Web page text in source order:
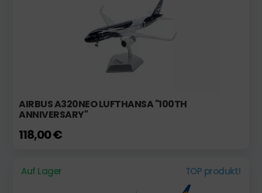
AIRBUS A320NEO LUFTHANSA "100TH
ANNIVERSARY"
118,00 €
Auf Lager TOP produkt!